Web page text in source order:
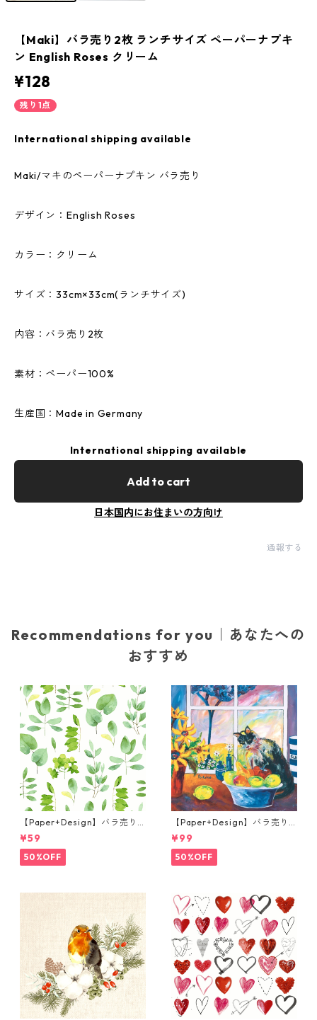
【Maki】バラ売り2枚 ランチサイズ ペーパーナプキ
ン English Roses クリーム
¥128
残り1点
International shipping available
Maki/マキのペーパーナプキン バラ売り
デザイン：English Roses
カラー：クリーム
サイズ：33cm×33cm(ランチサイズ)
内容：バラ売り2枚
素材：ペーパー100%
生産国：Made in Germany
International shipping available
Add to cart
日本国内にお住まいの方向け
通報する
Recommendations for you｜あなたへの
おすすめ
【Paper+Design】バラ売り2
枚 カクテルサイズ ペーパーナ
プキン FRESH LEAVES グリー
ン
¥59
50%OFF
【Paper+Design】バラ売り2
枚 ランチサイズ ペーパーナプ
キン Portchie Art The Cat in
the kitchen ブルー
¥99
50%OFF